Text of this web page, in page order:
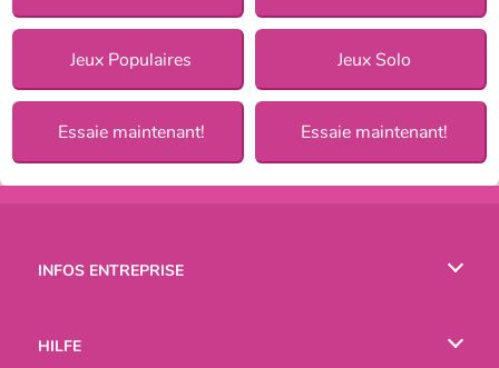
Jeux Populaires Jeux Solo
Essaie maintenant! Essaie maintenant!
INFOS ENTREPRISE
HILFE